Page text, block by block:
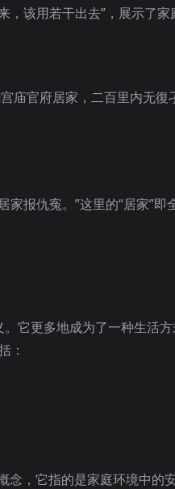
该用若干出去”，展示了家
庙官府居家，二百里内无復
报仇寃。”这里的“居家”即
它更多地成为了一种生活
：
，它指的是家庭环境中的